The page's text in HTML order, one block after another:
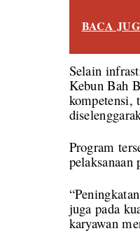
BACA
Selain
Kebun Bah
kompetensi,
Program
juga pada
karyawan